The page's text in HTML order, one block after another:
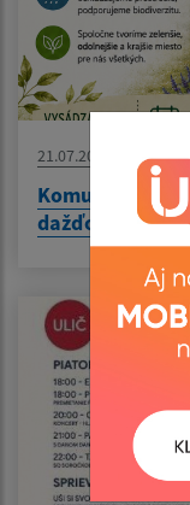
21.07.2026
Komunitná
dažďová voda